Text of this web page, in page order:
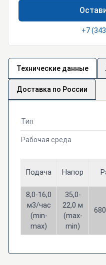
+7
Технические данные
Доставка по России
Тип
Рабочая среда
Подача Напор
8,0-16,0
м3/час
(min-
max)
35,0-
22,0 м
(max-
min)